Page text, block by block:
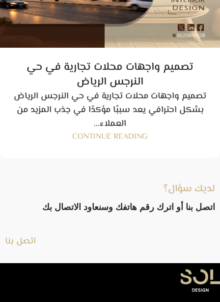
تصميم واجهات محلات تجارية في حي
النرجس الرياض
تصميم واجهات محلات تجارية في حي النرجس الرياض
بشكل احترافي يعد سببًا مؤكدًا في جذب المزيد من
العملاء...
CONTINUE READING
لديك سؤال؟
اتصل بنا أو اترك رقم هاتفك وسنعاود الاتصال بك
اتصل بنا